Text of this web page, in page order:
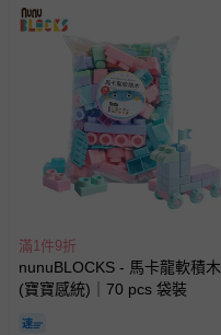
滿1件9折
nunuBLOCKS - 馬卡龍軟積木
(寶寶感統)｜70 pcs 袋裝